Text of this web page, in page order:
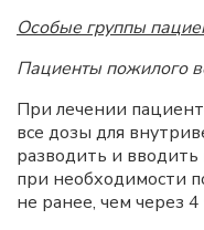
Особые группы
Пациенты пожилого
При лечении
все дозы для
разводить и
при необходимости
не ранее, чем через 4